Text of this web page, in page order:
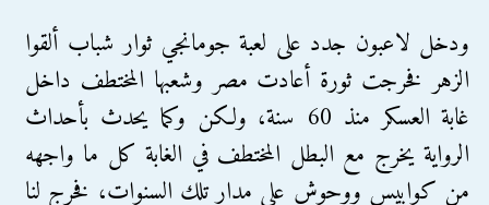
ودخل لاعبون جدد على لعبة جومانجي ثوار شباب ألقوا
الزهر فخرجت ثورة أعادت مصر وشعبها المختطف داخل
غابة العسكر منذ 60 سنة، ولكن وكما يحدث بأحداث
الرواية يخرج مع البطل المختطف في الغابة كل ما واجهه
من كوابيس ووحوش على مدار تلك السنوات، فخرج لنا